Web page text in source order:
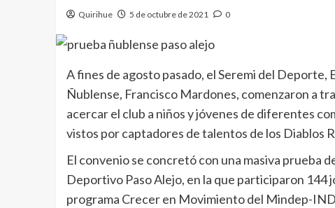
Quirihue 5 de octubre de 2021 0
A fines de agosto pasado, el Seremi del
Ñublense, Francisco Mardones, comenzaron a
acercar el club a niños y jóvenes de diferentes
vistos por captadores de talentos de los Diablos
El convenio se concretó con una masiva prueba
Deportivo Paso Alejo, en la que participaron
programa Crecer en Movimiento del Mindep-